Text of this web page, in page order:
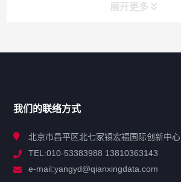
展开更多
解决方案
我们的联络方式
北京市昌平区北七家镇宏福国际创新中
TEL:010-53383988 13810363143
e-mail:yangyd@qianxingdata.com